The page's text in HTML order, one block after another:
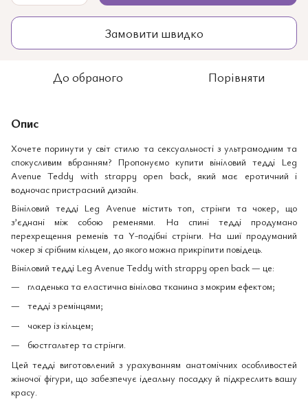
Замовити швидко
До обраного Порівняти
Опис
Хочете поринути у світ стилю та сексуальності з ультрамодним та
спокусливим вбранням? Пропонуємо купити вініловий тедді Leg
Avenue Teddy with strappy open back, який має еротичний і
водночас пристрасний дизайн.
Вініловий тедді Leg Avenue містить топ, стрінги та чокер, що
з’єднані між собою ременями. На спині тедді продумано
перехрещення ременів та Y-подібні стрінги. На шиї продуманий
чокер зі срібним кільцем, до якого можна прикріпити повідець.
Вініловий тедді Leg Avenue Teddy with strappy open back — це:
гладенька та еластична вінілова тканина з мокрим ефектом;
тедді з ремінцями;
чокер із кільцем;
бюстгальтер та стрінги.
Цей тедді виготовлений з урахуванням анатомічних особливостей
жіночої фігури, що забезпечує ідеальну посадку й підкреслить вашу
красу.